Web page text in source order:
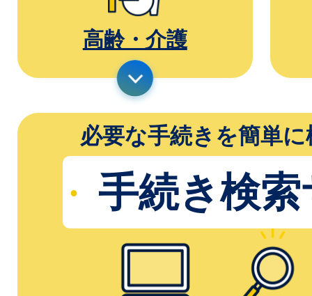
高齢・介護
必要な手続きを簡単
手続き検